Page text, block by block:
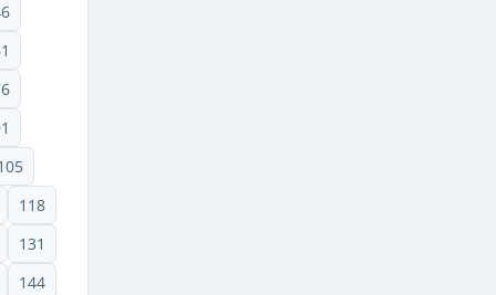
118
131
144